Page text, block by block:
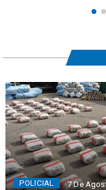
POLICIAL 7 De